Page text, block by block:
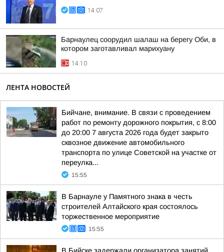
14:07
Барнаулец соорудил шалаш на берегу Оби, в
котором заготавливал марихуану
14:10
ЛЕНТА НОВОСТЕЙ
Бийчане, внимание. В связи с проведением
работ по ремонту дорожного покрытия, с 8:00
до 20:00 7 августа 2026 года будет закрыто
сквозное движение автомобильного
транспорта по улице Советской на участке от
переулка...
15:55
В Барнауле у Памятного знака в честь
строителей Алтайского края состоялось
торжественное мероприятие
15:55